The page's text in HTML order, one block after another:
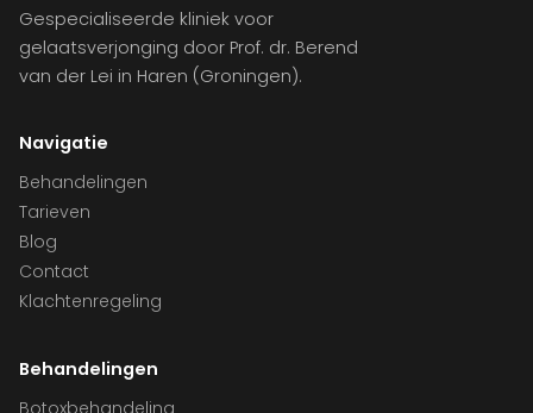
Gespecialiseerde kliniek voor
gelaatsverjonging door Prof. dr. Berend
van der Lei in Haren (Groningen).
Navigatie
Behandelingen
Tarieven
Blog
Contact
Klachtenregeling
Behandelingen
Botoxbehandeling